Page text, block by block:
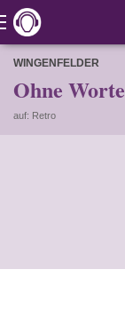
WINGENFELDER
Ohne Worte
auf: Retro